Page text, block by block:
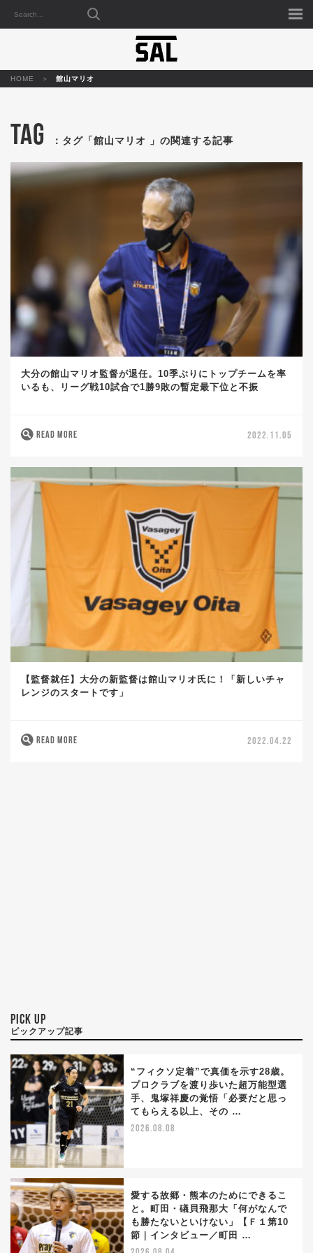
HOME 館山マリオ
TAG ：タグ「館山マリオ 」の関連する記事
大分の館山マリオ監督が退任。10季ぶりにトップチームを率
いるも、リーグ戦10試合で1勝9敗の暫定最下位と不振
READ MORE 2022.11.05
【監督就任】大分の新監督は館山マリオ氏に！「新しいチャ
レンジのスタートです」
READ MORE 2022.04.22
PICK UP
ピックアップ記事
“フィクソ定着”で真価を示す28歳。
プロクラブを渡り歩いた超万能型選
手、鬼塚祥慶の覚悟「必要だと思っ
てもらえる以上、その …
2026.08.08
愛する故郷・熊本のためにできるこ
と。町田・礒貝飛那大「何がなんで
も勝たないといけない」【Ｆ１第10
節｜インタビュー／町田 …